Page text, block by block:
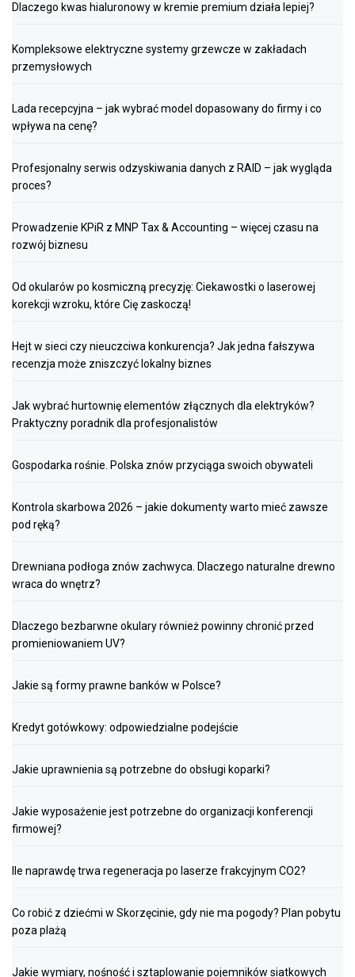
Dlaczego kwas hialuronowy w kremie premium działa lepiej?
Kompleksowe elektryczne systemy grzewcze w zakładach
przemysłowych
Lada recepcyjna – jak wybrać model dopasowany do firmy i co
wpływa na cenę?
Profesjonalny serwis odzyskiwania danych z RAID – jak wygląda
proces?
Prowadzenie KPiR z MNP Tax & Accounting – więcej czasu na
rozwój biznesu
Od okularów po kosmiczną precyzję: Ciekawostki o laserowej
korekcji wzroku, które Cię zaskoczą!
Hejt w sieci czy nieuczciwa konkurencja? Jak jedna fałszywa
recenzja może zniszczyć lokalny biznes
Jak wybrać hurtownię elementów złącznych dla elektryków?
Praktyczny poradnik dla profesjonalistów
Gospodarka rośnie. Polska znów przyciąga swoich obywateli
Kontrola skarbowa 2026 – jakie dokumenty warto mieć zawsze
pod ręką?
Drewniana podłoga znów zachwyca. Dlaczego naturalne drewno
wraca do wnętrz?
Dlaczego bezbarwne okulary również powinny chronić przed
promieniowaniem UV?
Jakie są formy prawne banków w Polsce?
Kredyt gotówkowy: odpowiedzialne podejście
Jakie uprawnienia są potrzebne do obsługi koparki?
Jakie wyposażenie jest potrzebne do organizacji konferencji
firmowej?
Ile naprawdę trwa regeneracja po laserze frakcyjnym CO2?
Co robić z dziećmi w Skorzęcinie, gdy nie ma pogody? Plan pobytu
poza plażą
Jakie wymiary, nośność i sztaplowanie pojemników siatkowych